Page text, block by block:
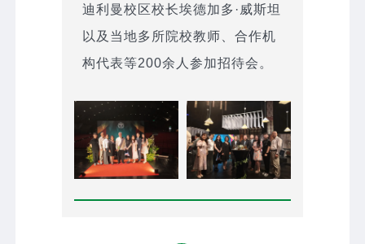
迪利曼校区校长埃德加多·威斯坦
以及当地多所院校教师、合作机
构代表等200余人参加招待会。